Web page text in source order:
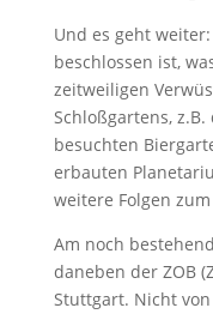
Und es geht
beschlossen ist,
zeitweiligen
Schloßgartens,
besuchten
erbauten
weitere Folgen
Am noch
daneben der ZOB
Stuttgart. Nicht